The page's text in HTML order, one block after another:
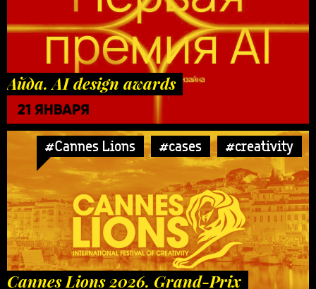
Айда. AI design awards
21 ЯНВАРЯ
#Cannes Lions #cases #creativity
Cannes Lions 2026. Grand-Prix